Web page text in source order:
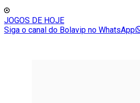
JOGOS DE HOJE
Siga o canal do Bolavip no WhatsApp